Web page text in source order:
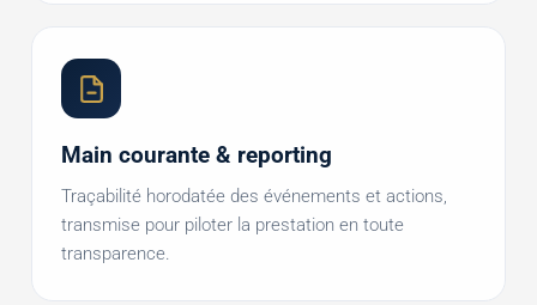
Main courante & reporting
Traçabilité horodatée des événements et actions,
transmise pour piloter la prestation en toute
transparence.